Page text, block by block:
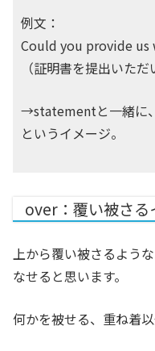
例文：
Could you provide
（証明書を提出いた
→statementと一緒に
というイメージ。
over：覆い被さる
上から覆い被さるよう
なせると思います。
何かを被せる、重ね着